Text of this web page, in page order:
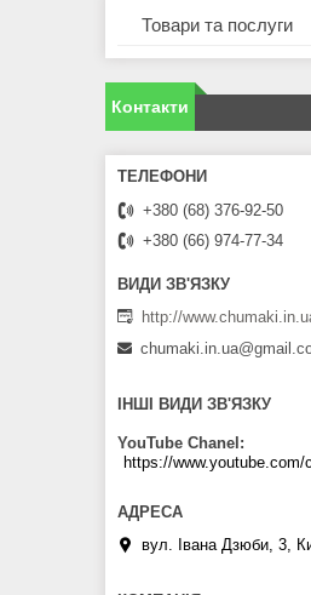
Товари та послуги
Контакти
+380 (68) 376-92-50
+380 (66) 974-77-34
http://
ІНШІ ВИДИ ЗВ'ЯЗКУ
YouTube Chanel
вул. Івана Дзюби, 3,